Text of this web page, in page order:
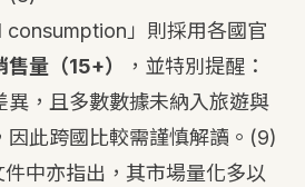
」則採用各國官
量（15+）
，並特別提醒：
異，且多數數據未納入旅遊與
此跨國比較需謹慎解讀。 (9)
中亦指出，其市場量化多以